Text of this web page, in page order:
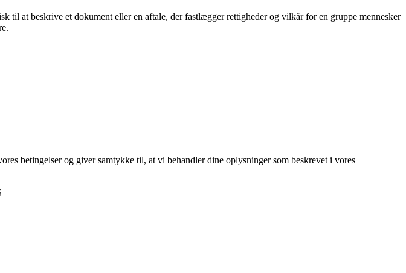
til at beskrive et dokument eller en aftale, der fastlægger rettigheder og vilkår for en gruppe mennesker
betingelser og giver samtykke til, at vi behandler dine oplysninger som beskrevet i vores